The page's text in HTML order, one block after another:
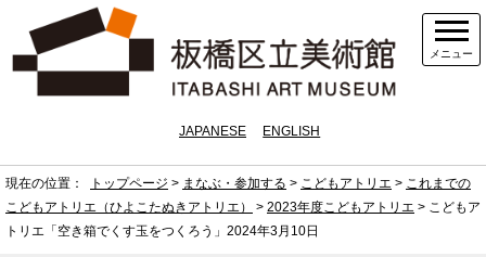
メニュー
JAPANESE ENGLISH
現在の位置： トップページ > まなぶ・参加する > こどもアトリエ > これまでの
こどもアトリエ（ひよこたぬきアトリエ）
> 2023年度こどもアトリエ > こどもア
トリエ「空き箱でくす玉をつくろう」2024年3月10日